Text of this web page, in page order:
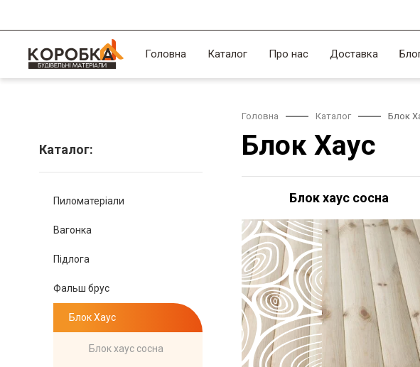
Головна Каталог Про нас Доставка
Головна Каталог Блок
Блок Хаус
Блок хаус сосна
Каталог:
Пиломатеріали
Вагонка
Підлога
Фальш брус
Блок Хаус
Блок хаус сосна